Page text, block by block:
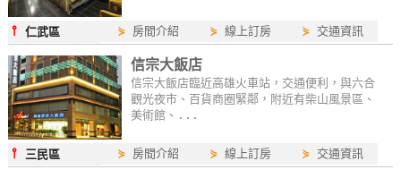
廠
商
合
作
⫯仁武區 ⋟ 房間介紹 ⋟線上訂房 ⋟ 交通資訊
信宗大飯店
信宗大飯店臨近高雄火車站，交通便利，與六合
觀光夜市、百貨商圈緊鄰，附近有柴山風景區、
美術館、...
⫯ 三民區 ⋟ 房間介紹 ⋟線上訂房 ⋟ 交通資訊